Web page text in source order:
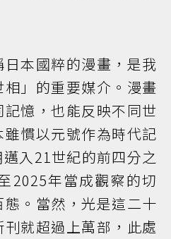
本國粹的漫畫，是我
」的重要媒介。漫畫
憶，也能反映不同世
慣以元號作為時代記
入21世紀的前四分之
2025年當成觀察的切
。當然，光是這二十
就超過上萬部，此處